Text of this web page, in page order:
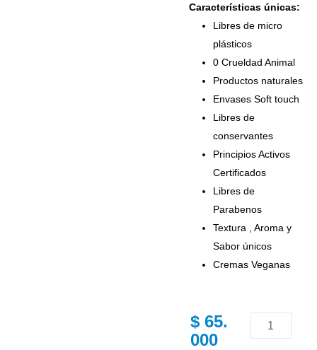
Características únicas:
Libres de micro
plásticos
0 Crueldad Animal
Productos naturales
Envases Soft touch
Libres de
conservantes
Principios Activos
Certificados
Libres de
Parabenos
Textura , Aroma y
Sabor únicos
Cremas Veganas
$ 65.
000
ALMA
CREMA